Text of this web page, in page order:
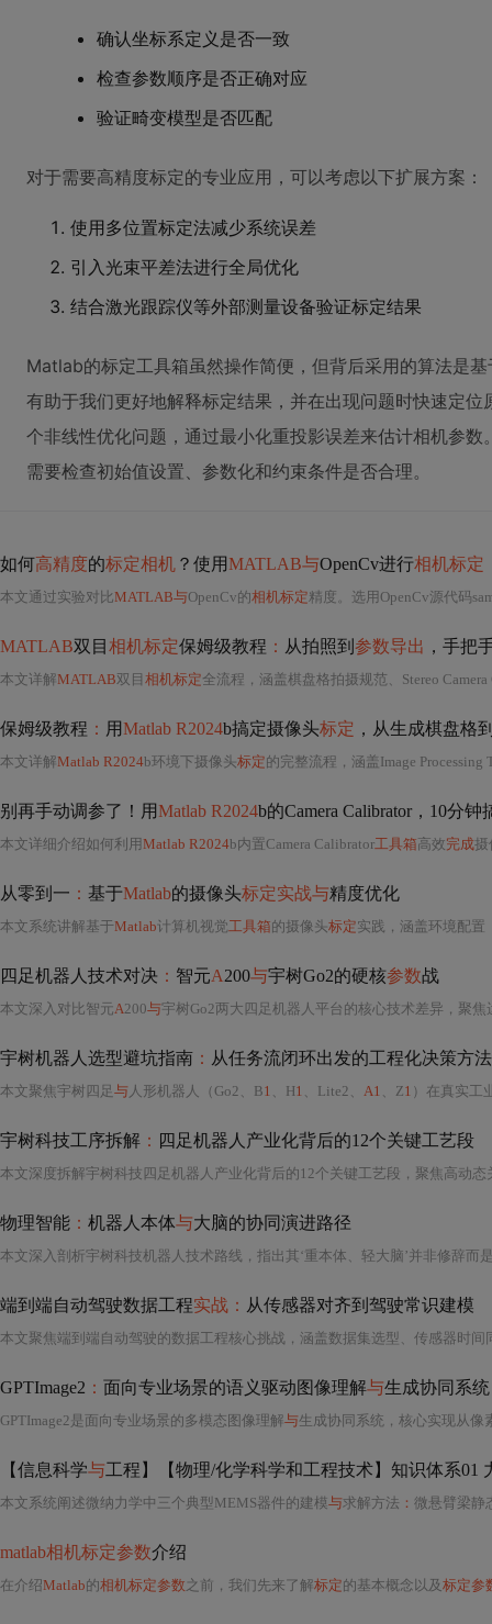
确认坐标系定义是否一致
检查参数顺序是否正确对应
验证畸变模型是否匹配
对于需要高精度标定的专业应用，可以考虑以下扩展方案：
使用多位置标定法减少系统误差
引入光束平差法进行全局优化
结合激光跟踪仪等外部测量设备验证标定结果
Matlab的标定工具箱虽然操作简便，但背后采用的算法是
有助于我们更好地解释标定结果，并在出现问题时快速定
个非线性优化问题，通过最小化重投影误差来估计相机参
需要检查初始值设置、参数化和约束条件是否合理。
如何高精度的标定相机 ？使用MATLAB与OpenCv进行相机标定
本文通过实验对比MATLAB与OpenCv的相机标定精度。选用OpenCv源代码
MATLAB双目 相机标定保姆级教程 ： 从拍照到 参数导出 ，手把
本文详解MATLAB双目 相机标定全流程，涵盖棋盘格拍摄规范、Stereo Camera
保姆级教程 ： 用Matlab R2024b搞定摄像头标定 ，从生成棋盘格
本文详解Matlab R2024b环境下摄像头标定的完整流程，涵盖Image Processing
别再手动调参了！用Matlab R2024b的Camera Calibrator，10分钟
本文详细介绍如何利用Matlab R2024b内置Camera Calibrator工具箱高效完成摄
从零到一 ： 基于Matlab的摄像头标定实战与精度优化
本文系统讲解基于Matlab 计算机视觉工具箱的摄像头标定实践，涵盖环境配置
四足机器人技术对决 ： 智元A200与宇树Go2的硬核参数战
本文深入对比智元A200与宇树Go2两大四足机器人平台的核心技术差异，聚焦运动控制架构（MPC vs 神经符号混合控制）、动力系统热管理（电机散热、TEC应用、电池宽温域性能）、多模态感知融
宇树机器人选型避坑指南 ： 从任务流闭环出发的工程化决策方法
本文聚焦宇树四足与人形机器人（Go2、B1 、H1 、Lite2、 A1 、Z1 ）在真实工
宇树科技工序拆解 ： 四足机器人产业化背后的12个关键工艺段
本文深度拆解宇树科技四足机器人产业化背后的12个关键工艺段，聚焦高动态
物理智能 ： 机器人本体与大脑的协同演进路径
端到端自动驾驶数据工程实战： 从传感器对齐到驾驶常识建模
本文聚焦端到端自动驾驶的数据工程核心挑战，涵盖数据集选型、传感器时间
GPTImage2 ： 面向专业场景的语义驱动图像理解与生成协同系统
GPTImage2是面向专业场景的多模态图像理解与生成协同系统，核心实现从像素驱动到语义驱动的范式迁移。它通过跨模态语义锚定、上下文感知图像生成和可追溯操作日志三大模块，支持工业质检、医
【信息科学与工程】【物理/化学科学和工程技术】知识体系01
本文系统阐述微纳力学中三个典型MEMS器件的建模与求解方法 ： 微悬臂梁静
matlab相机标定参数介绍
在介绍Matlab的相机标定参数 之前，我们先来了解标定的基本概念以及 标定参